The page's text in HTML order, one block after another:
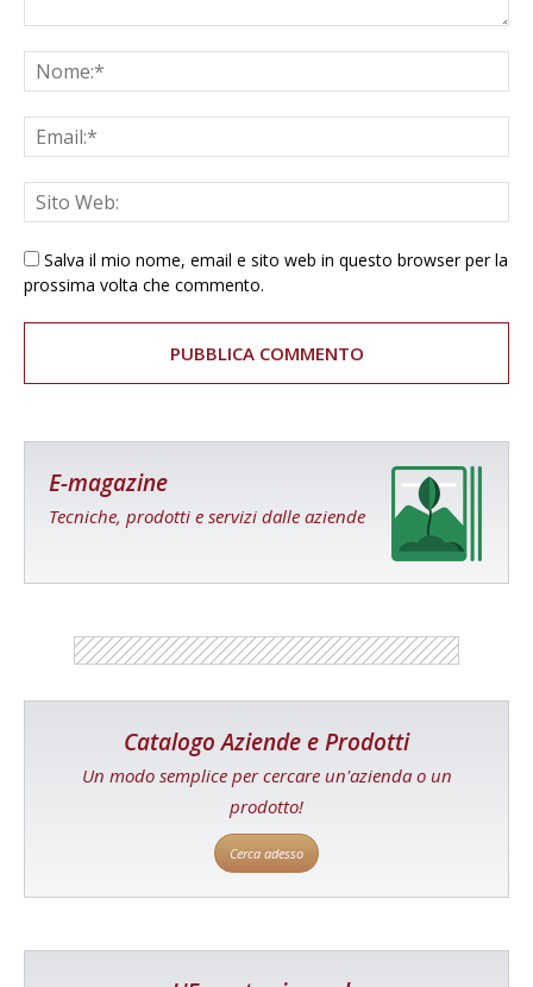
Salva il mio nome, email e sito web in questo browser per la
prossima volta che commento.
E-magazine
Tecniche, prodotti e servizi dalle aziende
Catalogo Aziende e Prodotti
Un modo semplice per cercare un'azienda o un
prodotto!
Cerca adesso